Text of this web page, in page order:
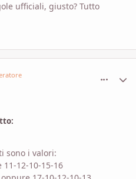
ufficiali, giusto? Tutto
sono i valori:
12-10-15-16